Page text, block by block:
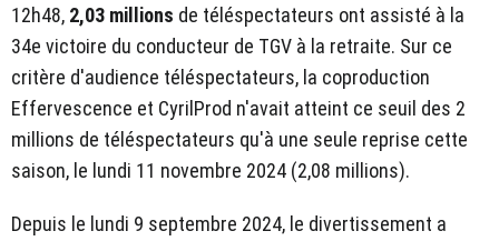
12h48, 2,03 millions de téléspectateurs ont assisté à la
34e victoire du conducteur de TGV à la retraite. Sur ce
critère d'audience téléspectateurs, la coproduction
Effervescence et CyrilProd n'avait atteint ce seuil des 2
millions de téléspectateurs qu'à une seule reprise cette
saison, le lundi 11 novembre 2024 (2,08 millions).
Depuis le lundi 9 septembre 2024, le divertissement a